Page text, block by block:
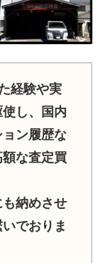
経験や実
し、国内
ン履歴な
な査定買
納めさせ
でおりま